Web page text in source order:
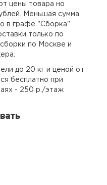
цены товара но
Меньшая сумма
в графе "Сборка".
только по
по Москве и
до 20 кг и ценой от
бесплатно при
- 250 р./этаж